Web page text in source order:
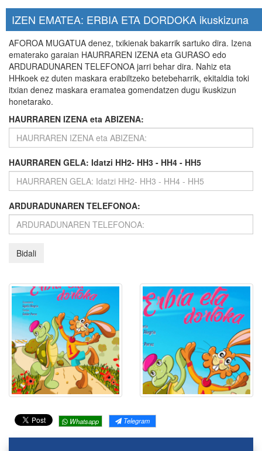
IZEN EMATEA: ERBIA ETA DORDOKA ikuskizuna
AFOROA MUGATUA denez, txikienak bakarrik sartuko dira. Izena
ematerako garaian HAURRAREN IZENA eta GURASO edo
ARDURADUNAREN TELEFONOA jarri behar dira. Nahiz eta
HHkoek ez duten maskara erabiltzeko betebeharrik, ekitaldia toki
itxian denez maskara eramatea gomendatzen dugu ikuskizun
honetarako.
HAURRAREN IZENA eta ABIZENA:
HAURRAREN GELA: Idatzi HH2- HH3 - HH4 - HH5
ARDURADUNAREN TELEFONOA:
Whatsapp Telegram